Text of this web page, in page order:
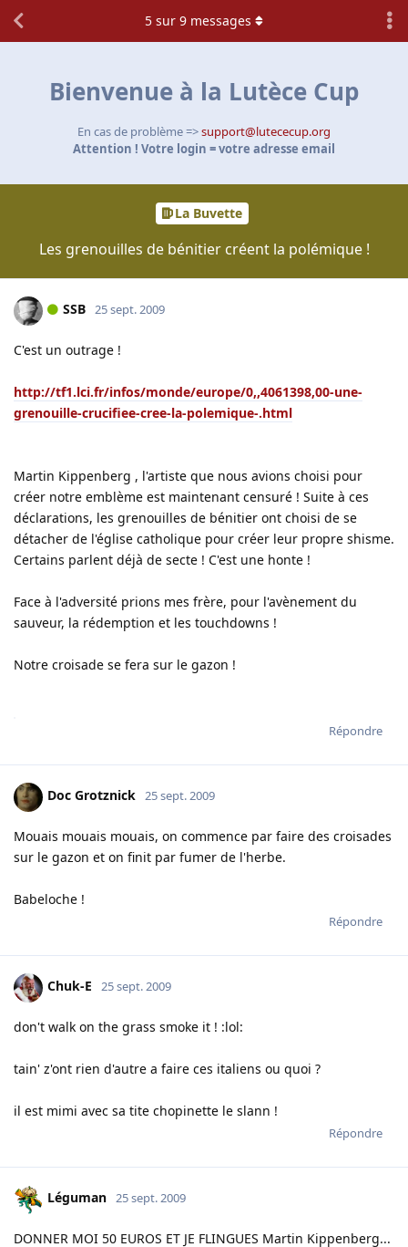
Bienvenue à la Lutèce Cup
En cas de problème =>support@lutececup.org
Attention ! Votre login = votre adresse email
La Buvette
Les grenouilles de bénitier créent la polémique !
5 sur 9 messages
SSB 25 sept. 2009
C'est un outrage !
http://tf1.lci.fr/infos/monde/europe/0,,4061398,00-une-
grenouille-crucifiee-cree-la-polemique-.html
Martin Kippenberg , l'artiste que nous avions choisi pour
créer notre emblème est maintenant censuré ! Suite à ces
déclarations, les grenouilles de bénitier ont choisi de se
détacher de l'église catholique pour créer leur propre shisme.
Certains parlent déjà de secte ! C'est une honte !
Face à l'adversité prions mes frère, pour l'avènement du
sauveur, la rédemption et les touchdowns !
Notre croisade se fera sur le gazon !
Répondre
Doc Grotznick 25 sept. 2009
Mouais mouais mouais, on commence par faire des croisades
sur le gazon et on finit par fumer de l'herbe.
Babeloche !
Répondre
Chuk-E 25 sept. 2009
don't walk on the grass smoke it ! :lol:
tain' z'ont rien d'autre a faire ces italiens ou quoi ?
il est mimi avec sa tite chopinette le slann !
Répondre
Léguman 25 sept. 2009
DONNER MOI 50 EUROS ET JE FLINGUES Martin Kippenberg...